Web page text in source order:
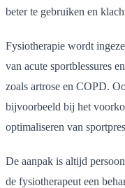
beter te gebruiken en
Fysiotherapie wordt
van acute sportblessures
zoals artrose en COPD.
bijvoorbeeld bij het
optimaliseren van
De aanpak is altijd
de fysiotherapeut een